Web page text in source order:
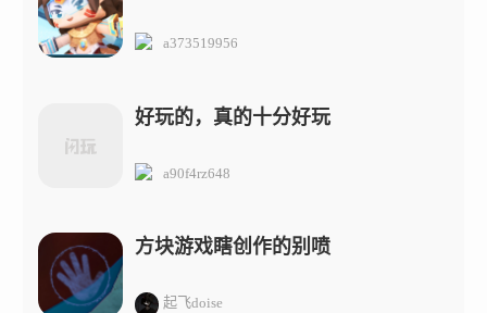
a373519956
好玩的，真的十分好玩
a90f4rz648
方块游戏瞎创作的别喷
起飞doise